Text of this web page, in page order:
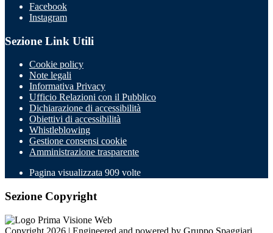
Facebook
Instagram
Sezione Link Utili
Cookie policy
Note legali
Informativa Privacy
Ufficio Relazioni con il Pubblico
Dichiarazione di accessibilità
Obiettivi di accessibilità
Whistleblowing
Gestione consensi cookie
Amministrazione trasparente
Pagina visualizzata 909 volte
Sezione Copyright
Copyright 2026 | Engineered and powered by Gruppo Spaggiari